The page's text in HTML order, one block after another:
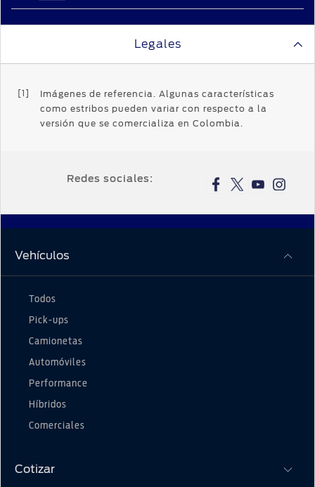
Legales
[1]
Imágenes de referencia. Algunas características
como estribos pueden variar con respecto a la
versión que se comercializa en Colombia.
Redes sociales:
Vehículos
Todos
Pick-ups
Camionetas
Automóviles
Performance
Híbridos
Comerciales
Cotizar